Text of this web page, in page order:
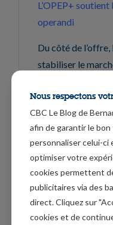
L’OPEP+
operandi
Du côté de
stabiliser le
saoudite et la
millions de barils
millions de barils
Début décembre,
les réductions de
augmentation
barils par jour.
Nous respectons
CBC Le Blog de
afin de garantir le
personnaliser celui-
optimiser votre
cookies permettent
publicitaires via des
direct. Cliquez sur
cookies et de